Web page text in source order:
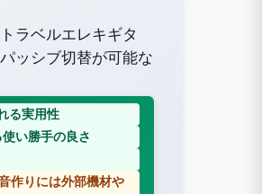
ラベルエレキギタ
ッシブ切替が可能な
る実用性
い勝手の良さ
作りには外部機材や